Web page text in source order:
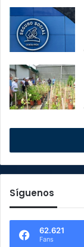
Síguenos
62.621
Fans